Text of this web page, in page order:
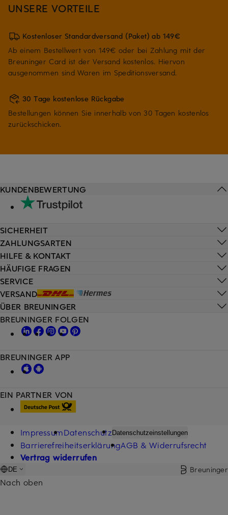
UNSERE VORTEILE
Kostenloser Standardversand (Paket) ab 149€
Ab einem Bestellwert von 149€ oder bei Zahlung mit der
Breuninger Card ist der Versand kostenlos. Hiervon
ausgenommen sind Waren im Speditionsversand.
30 Tage kostenlose Rückgabe
Bestellungen können Sie innerhalb von 30 Tagen kostenlos
zurückschicken.
HILFE & KONTAKT
HÄUFIGE FRAGEN
SERVICE
VERSAND
KUNDENBEWERTUNG
SICHERHEIT
ZAHLUNGSARTEN
ÜBER BREUNINGER
EIN PARTNER VON
BREUNINGER FOLGEN
BREUNINGER APP
ImpressumDatenschutzDatenschutzeinstellungen
BarrierefreiheitserklärungAGB & Widerrufsrecht
Vertrag widerrufen
DE Breuninger
Nach oben